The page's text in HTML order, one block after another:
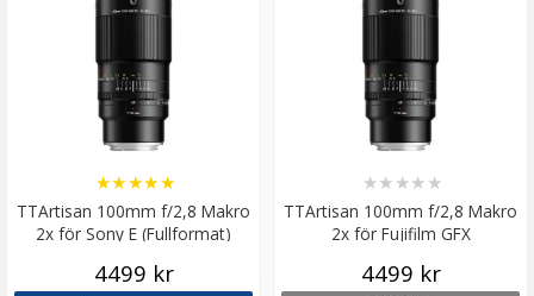
TTArtisan 100mm f/2,8 Makro
2x för Sony E (Fullformat)
★★★★★
4499 kr
TTArtisan 100mm f/2,8 Makro
2x för Fujifilm GFX
★★ ★★ ★
4499 kr